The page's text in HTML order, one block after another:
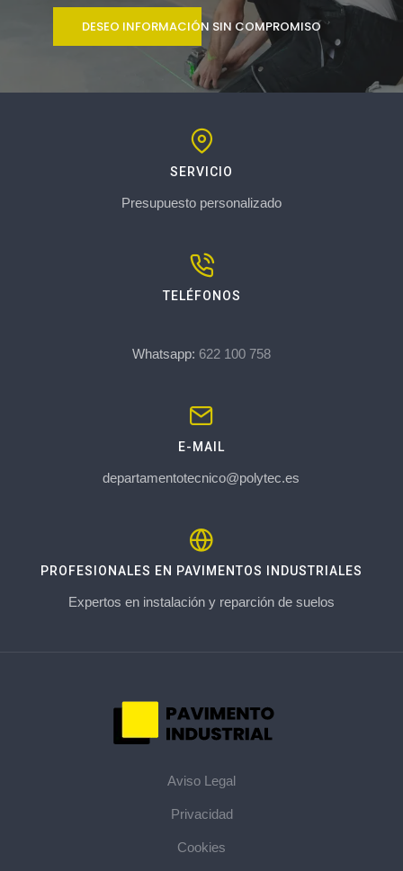
DESEO INFORMACIÓN SIN COMPROMISO
SERVICIO
Presupuesto personalizado
TELÉFONOS
Whatsapp: 622 100 758
E-MAIL
departamentotecnico@polytec.es
PROFESIONALES EN PAVIMENTOS INDUSTRIALES
Expertos en instalación y reparción de suelos
Aviso Legal
Privacidad
Cookies